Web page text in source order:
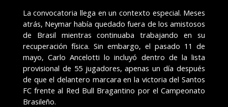
La convocatoria llega en un contexto especial. Meses
atrás, Neymar había quedado fuera de los amistosos
de Brasil mientras continuaba trabajando en su
recuperación física. Sin embargo, el pasado 11 de
mayo, Carlo Ancelotti lo incluyó dentro de la lista
provisional de 55 jugadores, apenas un día después
de que el delantero marcara en la victoria del Santos
FC frente al Red Bull Bragantino por el Campeonato
Brasileño.